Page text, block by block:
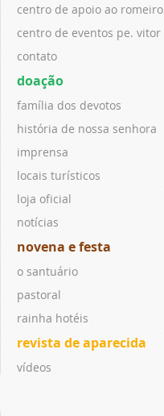
centro de apoio ao romeiro
centro de eventos pe. vitor
contato
doação
família dos devotos
história de nossa senhora
imprensa
locais turísticos
loja oficial
notícias
novena e festa
o santuário
pastoral
rainha hotéis
revista de aparecida
vídeos